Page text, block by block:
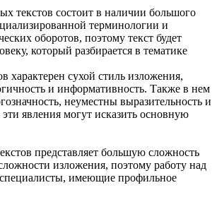
текстов состоит в наличии большого
терминологии и
оборотов, поэтому текст будет
который разбирается в тематике
характерен сухой стиль изложения,
и информативность. Также в нем
неуместны выразительность и
эти явления могут исказить основную
представляет большую сложность
изложения, поэтому работу над
имеющие профильное